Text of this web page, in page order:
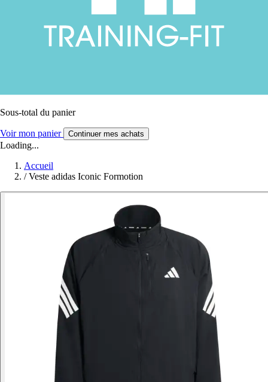
Sous-total du panier
Voir mon panier Continuer mes achats
Loading...
Accueil
/ Veste adidas Iconic Formotion